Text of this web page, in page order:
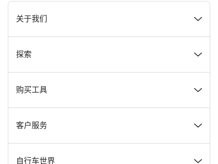
[footer.linksList.title]
关于我们
奖项
在 Canyon 工作
Canyon 新闻发布室
条款和条件
探索
新闻和故事
提示和建议
Canyon Home Koblenz
购买工具
找到您梦寐以求的 Canyon 自行车
现货自行车
客户服务
支持中心
自行车世界